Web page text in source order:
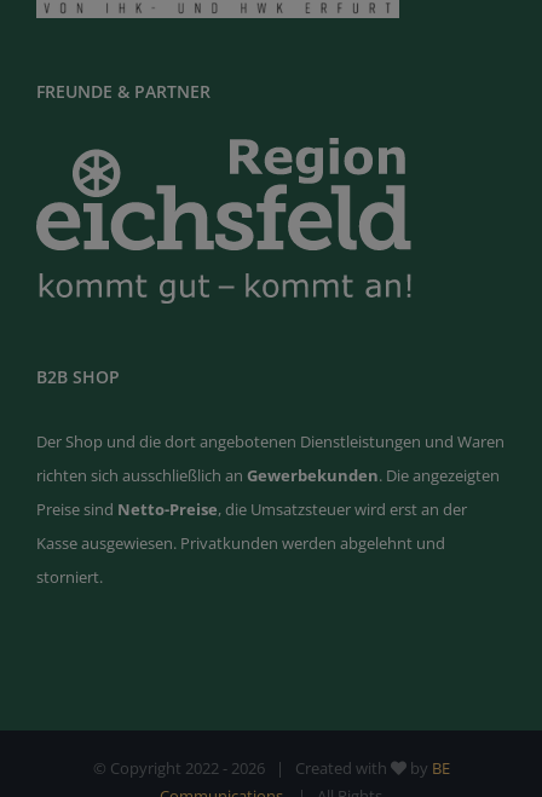
FREUNDE & PARTNER
B2B SHOP
Der Shop und die dort angebotenen Dienstleistungen und Waren
richten sich ausschließlich an Gewerbekunden. Die angezeigten
Preise sind Netto-Preise, die Umsatzsteuer wird erst an der
Kasse ausgewiesen. Privatkunden werden abgelehnt und
storniert.
© Copyright 2022 - 2026 | Created with by BE